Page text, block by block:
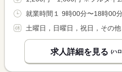
土曜日，日曜日，祝日，その他
求人詳細を見る (ハ